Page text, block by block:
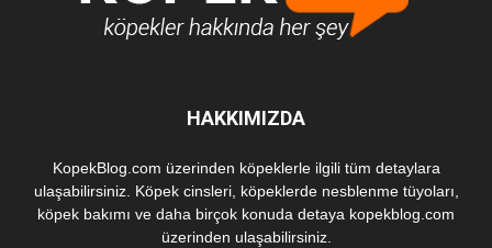
HAKKIMIZDA
KopekBlog.com üzerinden köpeklerle ilgili tüm detaylara
ulaşabilirsiniz. Köpek cinsleri, köpeklerde nesblenme tüyoları,
köpek bakımı ve daha birçok konuda detaya kopekblog.com
üzerinden ulaşabilirsiniz.